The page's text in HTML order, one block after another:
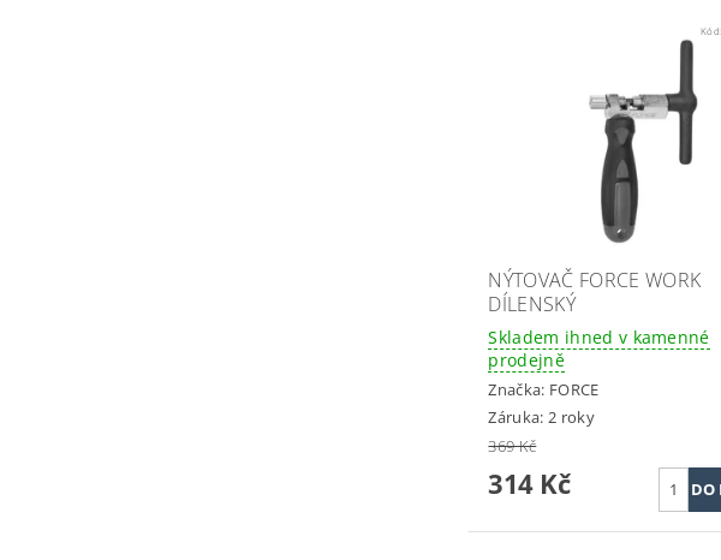
Kód:
NÝTOVAČ FORCE WORK
DÍLENSKÝ
Skladem ihned v kamenné
prodejně
Značka: FORCE
Záruka: 2 roky
369 Kč
314 Kč